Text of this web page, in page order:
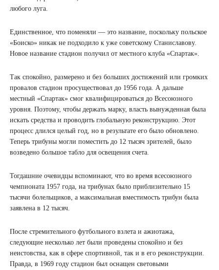
любого луга.
Единственное, что поменяли — это название, поскольку польское
«Боиско» никак не подходило к уже советскому Станиславову.
Новое название стадион получил от местного клуба «Спартак».
Так спокойно, размерено и без больших достижений или громких
провалов стадион просуществовал до 1956 года. А дальше
местный «Спартак» смог квалифицироваться до Всесоюзного
уровня. Поэтому, чтобы держать марку, власть вынужденная была
искать средства и проводить глобальную реконструкцию. Этот
процесс длился целый год, но в результате его было обновлено.
Теперь трибуны могли поместить до 12 тысяч зрителей, было
возведено большое табло для освещения счета.
Тогдашние очевидцы вспоминают, что во время всесоюзного
чемпионата 1957 года, на трибунах было приблизительно 15
тысячи болельщиков, а максимальная вместимость трибун была
заявлена в 12 тысяч.
После стремительного футбольного взлета и ажиотажа,
следующие несколько лет были проведены спокойно и без
неистовства, как в сфере спортивной, так и в его реконструкции.
Правда, в 1969 году стадион был оснащен световыми